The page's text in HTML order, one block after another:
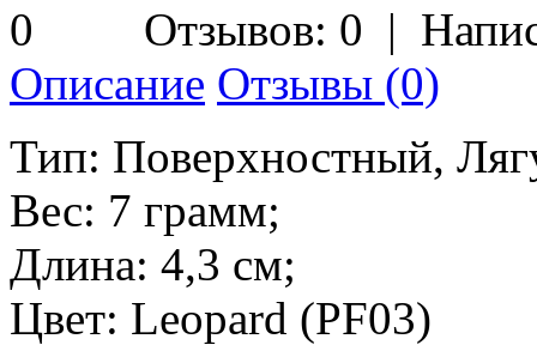
Отзывов: 0 |
Описание Отзывы (0)
Тип: Поверхностный,
Вес: 7 грамм;
Длина: 4,3 см;
Цвет: Leopard (PF03)